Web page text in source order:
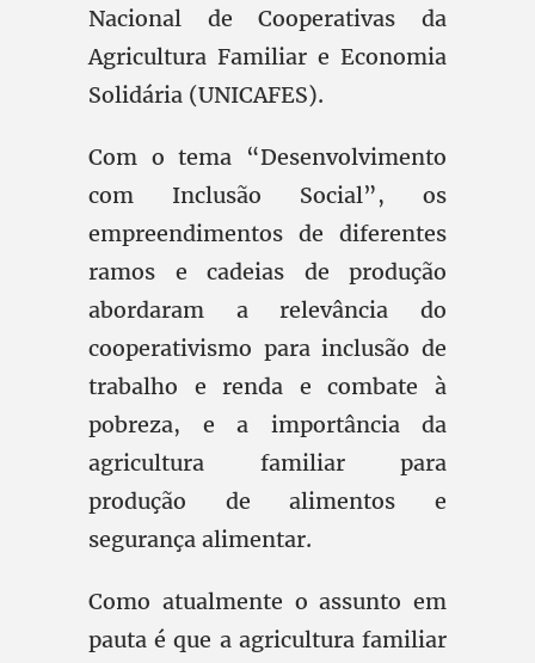
Nacional de Cooperativas da
Agricultura Familiar e Economia
Solidária (UNICAFES).
Com o tema “Desenvolvimento
com Inclusão Social”, os
empreendimentos de diferentes
ramos e cadeias de produção
abordaram a relevância do
cooperativismo para inclusão de
trabalho e renda e combate à
pobreza, e a importância da
agricultura familiar para
produção de alimentos e
segurança alimentar.
Como atualmente o assunto em
pauta é que a agricultura familiar